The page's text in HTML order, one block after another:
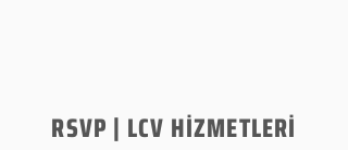
RSVP | LCV HİZMETLERİ